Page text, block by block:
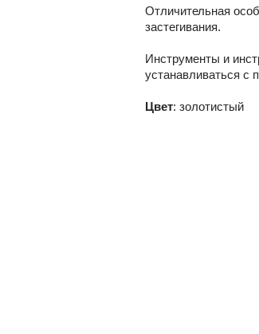
Отличительная
застегивания.
Инструменты и
устанавливаться с
Цвет: золотистый